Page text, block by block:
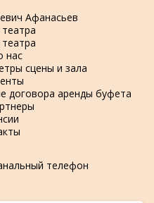
телефон
Афанасьев
нас
сцены и зала
договора аренды буфета